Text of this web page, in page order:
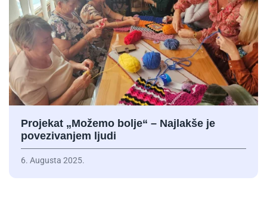
Projekat „Možemo bolje“ – Najlakše je
povezivanjem ljudi
6. Augusta 2025.